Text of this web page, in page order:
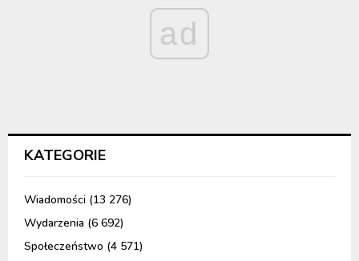
ad
KATEGORIE
Wiadomości (13 276)
Wydarzenia (6 692)
Społeczeństwo (4 571)